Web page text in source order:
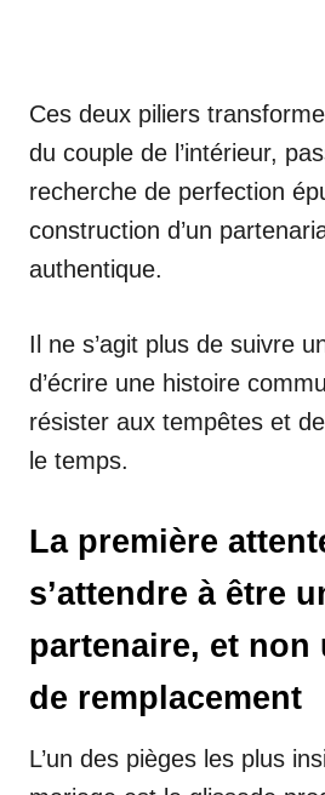
Ces deux piliers
du couple de l’intérieur,
recherche de perfection
construction d’un
authentique.
Il ne s’agit plus de suivre
d’écrire une histoire
résister aux tempêtes et
le temps.
La première
s’attendre à être
partenaire, et non
de remplacement
L’un des pièges les plus